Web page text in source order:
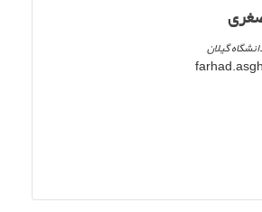
گیلان